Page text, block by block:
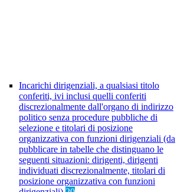
Incarichi dirigenziali, a qualsiasi titolo
conferiti, ivi inclusi quelli conferiti
discrezionalmente dall'organo di indirizzo
politico senza procedure pubbliche di
selezione e titolari di posizione
organizzativa con funzioni dirigenziali (da
pubblicare in tabelle che distinguano le
seguenti situazioni: dirigenti, dirigenti
individuati discrezionalmente, titolari di
posizione organizzativa con funzioni